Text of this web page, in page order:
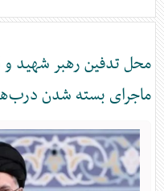
ها
محل تدفین رهبر شهید
ماجرای بسته شدن